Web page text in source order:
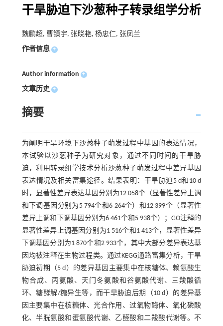
干旱胁迫下沙葱种子转录组学分析
魏鹏超, 曹镇宇, 张晓艳, 杨忠仁, 张凤兰
作者信息 +
Author information +
文章历史 +
摘要
为阐明干旱环境下沙葱种子萌发过程中基因的表达情况，
本试验以沙葱种子为研究对象，通过不同时间的干旱胁
迫，利用转录组学技术分析沙葱种子萌发过程中差异基因
表达情况及相关富集途径。结果表明：干旱胁迫5 d和10 d
时，显著性差异表达基因分别为12 058个（显著性差异上调
和下调基因分别为5 794个和6 264个）和12 399个（显著性
差异上调和下调基因分别为6 461个和5 938个）；GO注释的
显著性差异上调基因分别为1 516个和1 413个，显著性差异
下调基因分别为1 870个和2 933个，其中大部分差异表达基
因均被注释在生物过程类。通过KEGG通路富集分析，干旱
胁迫初期（5 d）的差异基因主要集中在核糖体、赖氨酸生
物合成、丙氨酸、天门冬氨酸和谷氨酸代谢、三羧酸循
环、糖酵解/糖异生等，而干旱胁迫后期（10 d）的差异基
因主要集中在核糖体、光合作用、过氧物酶体、氧化磷酸
化、半胱氨酸和蛋氨酸代谢、乙醛酸和二羧酸代谢等。不